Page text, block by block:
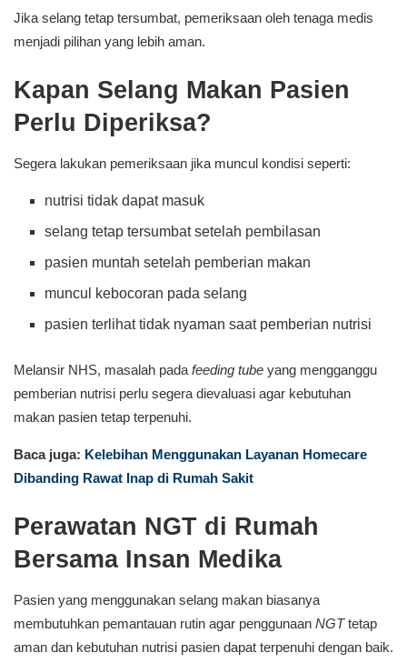
Jika selang tetap tersumbat, pemeriksaan oleh tenaga medis
menjadi pilihan yang lebih aman.
Kapan Selang Makan Pasien
Perlu Diperiksa?
Segera lakukan pemeriksaan jika muncul kondisi seperti:
nutrisi tidak dapat masuk
selang tetap tersumbat setelah pembilasan
pasien muntah setelah pemberian makan
muncul kebocoran pada selang
pasien terlihat tidak nyaman saat pemberian nutrisi
Melansir NHS, masalah pada feeding tube yang mengganggu
pemberian nutrisi perlu segera dievaluasi agar kebutuhan
makan pasien tetap terpenuhi.
Baca juga: Kelebihan Menggunakan Layanan Homecare
Dibanding Rawat Inap di Rumah Sakit
Perawatan NGT di Rumah
Bersama Insan Medika
Pasien yang menggunakan selang makan biasanya
membutuhkan pemantauan rutin agar penggunaan NGTtetap
aman dan kebutuhan nutrisi pasien dapat terpenuhi dengan baik.